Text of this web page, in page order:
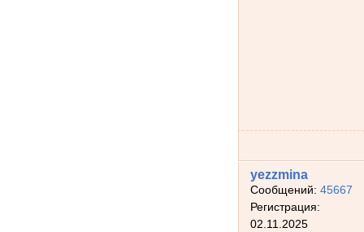
yezzmina
Сообщений:45667
Регистрация:
02.11.2025